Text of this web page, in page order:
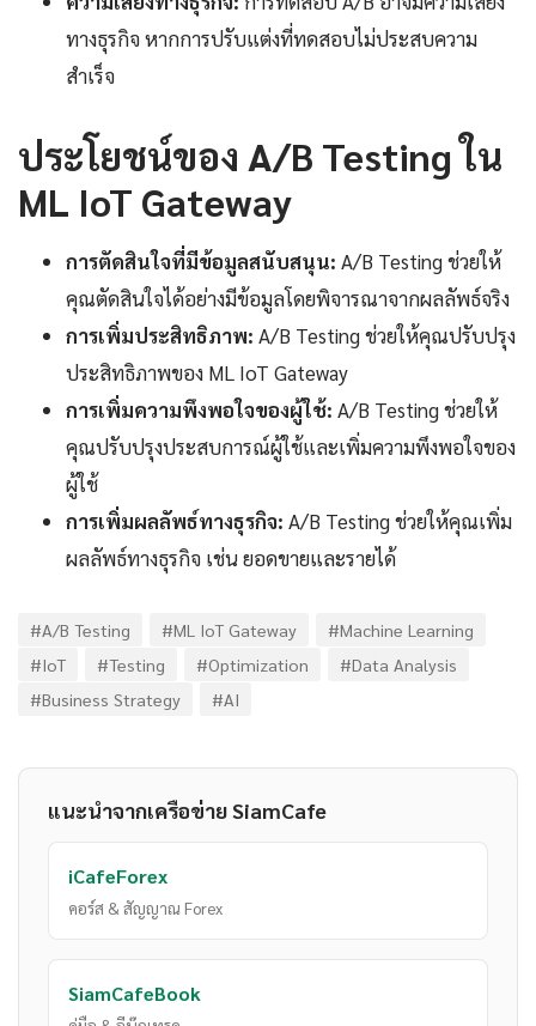
ทางธุรกิจ หากการปรับแต่งที่ทดสอบไม่ประสบความ
สำเร็จ
ประโยชน์ของ A/B Testing ใน
ML IoT Gateway
การตัดสินใจที่มีข้อมูลสนับสนุน: A/B Testing ช่วยให้
คุณตัดสินใจได้อย่างมีข้อมูลโดยพิจารณาจากผลลัพธ์จริง
การเพิ่มประสิทธิภาพ: A/B Testing ช่วยให้คุณปรับปรุง
ประสิทธิภาพของ ML IoT Gateway
การเพิ่มความพึงพอใจของผู้ใช้: A/B Testing ช่วยให้
คุณปรับปรุงประสบการณ์ผู้ใช้และเพิ่มความพึงพอใจของ
ผู้ใช้
การเพิ่มผลลัพธ์ทางธุรกิจ: A/B Testing ช่วยให้คุณเพิ่ม
ผลลัพธ์ทางธุรกิจ เช่น ยอดขายและรายได้
#A/B Testing #ML IoT Gateway
#Machine Learning
#IoT
#Testing #Optimization
#Data Analysis
#Business Strategy
#AI
แนะนำจากเครือข่าย SiamCafe
iCafeForex
คอร์ส & สัญญาณ Forex
SiamCafeBook